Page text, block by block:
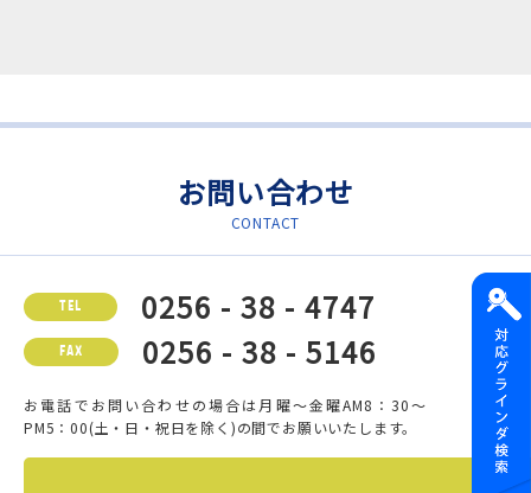
お問い合わせ
CONTACT
TEL 0256 - 38 - 4747
FAX 0256 - 38 - 5146
お電話でお問い合わせの場合は月曜～金曜AM8：30～
PM5：00(土・日・祝日を除く)の間でお願いいたします。